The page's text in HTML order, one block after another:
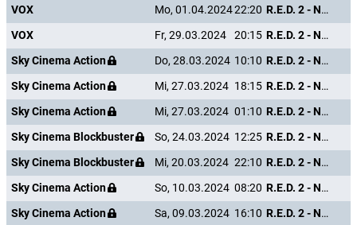
VOX
Mo, 01.04.202422:20
R.E.D. 2 - Noch Älter. Härter. Besser.
VOX
Fr, 29.03.2024 20:15
R.E.D. 2 - Noch Älter. Härter. Besser.
Sky Cinema Action
Do, 28.03.2024 10:10
R.E.D. 2 - Noch Älter. Härter. Besser.
Sky Cinema Action
Mi, 27.03.2024 18:15
R.E.D. 2 - Noch Älter. Härter. Besser.
Sky Cinema Action
Mi, 27.03.2024 01:10
R.E.D. 2 - Noch Älter. Härter. Besser.
Sky Cinema Blockbuster
So, 24.03.2024 12:25
R.E.D. 2 - Noch Älter. Härter. Besser.
Sky Cinema Blockbuster
Mi, 20.03.2024 22:10
R.E.D. 2 - Noch Älter. Härter. Besser.
Sky Cinema Action
So, 10.03.2024 08:20
R.E.D. 2 - Noch Älter. Härter. Besser.
Sky Cinema Action
Sa, 09.03.2024 16:10
R.E.D. 2 - Noch Älter. Härter. Besser.